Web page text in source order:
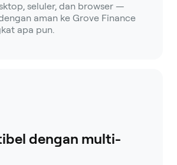
seluler, dan browser —
aman ke Grove Finance
apa pun.
dengan multi-